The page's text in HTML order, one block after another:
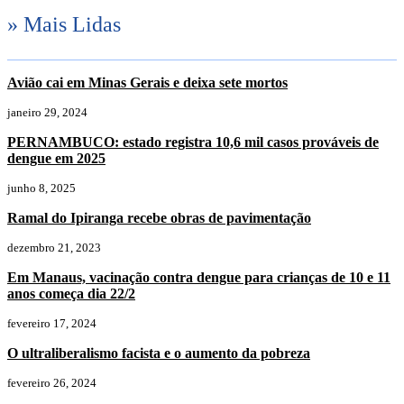
» Mais Lidas
Avião cai em Minas Gerais e deixa sete mortos
janeiro 29, 2024
PERNAMBUCO: estado registra 10,6 mil casos prováveis de
dengue em 2025
junho 8, 2025
Ramal do Ipiranga recebe obras de pavimentação
dezembro 21, 2023
Em Manaus, vacinação contra dengue para crianças de 10 e 11
anos começa dia 22/2
fevereiro 17, 2024
O ultraliberalismo facista e o aumento da pobreza
fevereiro 26, 2024